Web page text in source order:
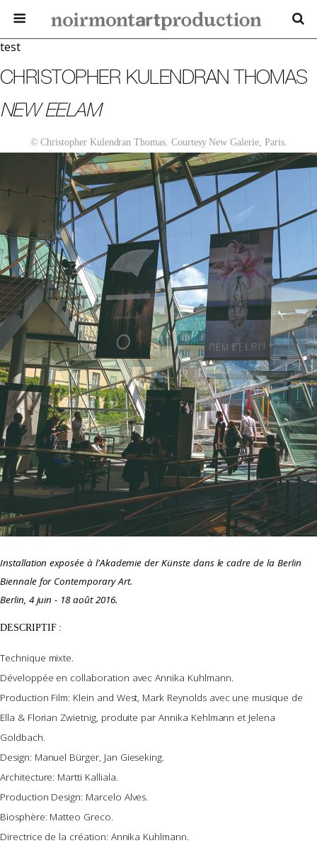
test
CHRISTOPHER KULENDRAN THOMAS
NEW EELAM
© Christopher Kulendran Thomas. Courtesy New Galerie, Paris.
Installation exposée à l'Akademie der Künste dans le cadre de la Berlin
Biennale for Contemporary Art.
Berlin, 4 juin - 18 août 2016.
DESCRIPTIF :
Technique mixte.
Développée en collaboration avec Annika Kuhlmann.
Production Film: Klein and West, Mark Reynolds avec une musique de
Ella & Florian Zwietnig, produite par Annika Kehlmann et Jelena
Goldbach.
Design: Manuel Bürger, Jan Gieseking.
Architecture: Martti Kalliala.
Production Design: Marcelo Alves.
Biosphère: Matteo Greco.
Directrice de la création: Annika Kuhlmann.